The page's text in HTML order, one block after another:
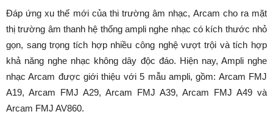
Đáp ứng xu thế mới của thi trường âm nhạc, Arcam cho ra mặt
thị trường âm thanh hệ thống ampli nghe nhạc có kích thước nhỏ
gọn, sang trọng tích hợp nhiều công nghệ vượt trội và tích hợp
khả năng nghe nhạc không dây độc đáo. Hiện nay, Ampli nghe
nhạc Arcam được giới thiệu với 5 mẫu ampli, gồm: Arcam FMJ
A19, Arcam FMJ A29, Arcam FMJ A39, Arcam FMJ A49 và
Arcam FMJ AV860.